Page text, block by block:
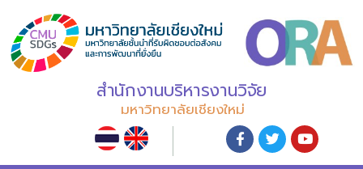
สำนักงานบริหารงานวิจัย
มหาวิทยาลัยเชียงใหม่